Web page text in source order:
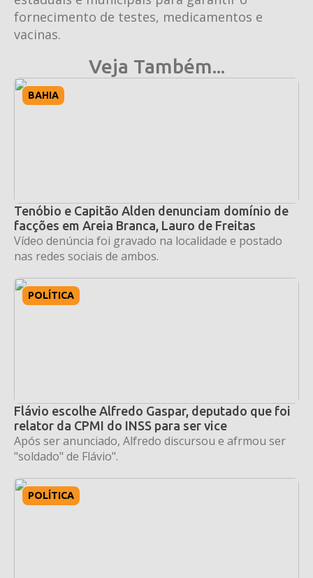
fornecimento de testes, medicamentos e
vacinas.
Veja Também...
BAHIA
Tenóbio e Capitão Alden denunciam domínio de
facções em Areia Branca, Lauro de Freitas
Vídeo denúncia foi gravado na localidade e postado
nas redes sociais de ambos.
POLÍTICA
Flávio escolhe Alfredo Gaspar, deputado que foi
relator da CPMI do INSS para ser vice
Após ser anunciado, Alfredo discursou e afrmou ser
"soldado" de Flávio".
POLÍTICA